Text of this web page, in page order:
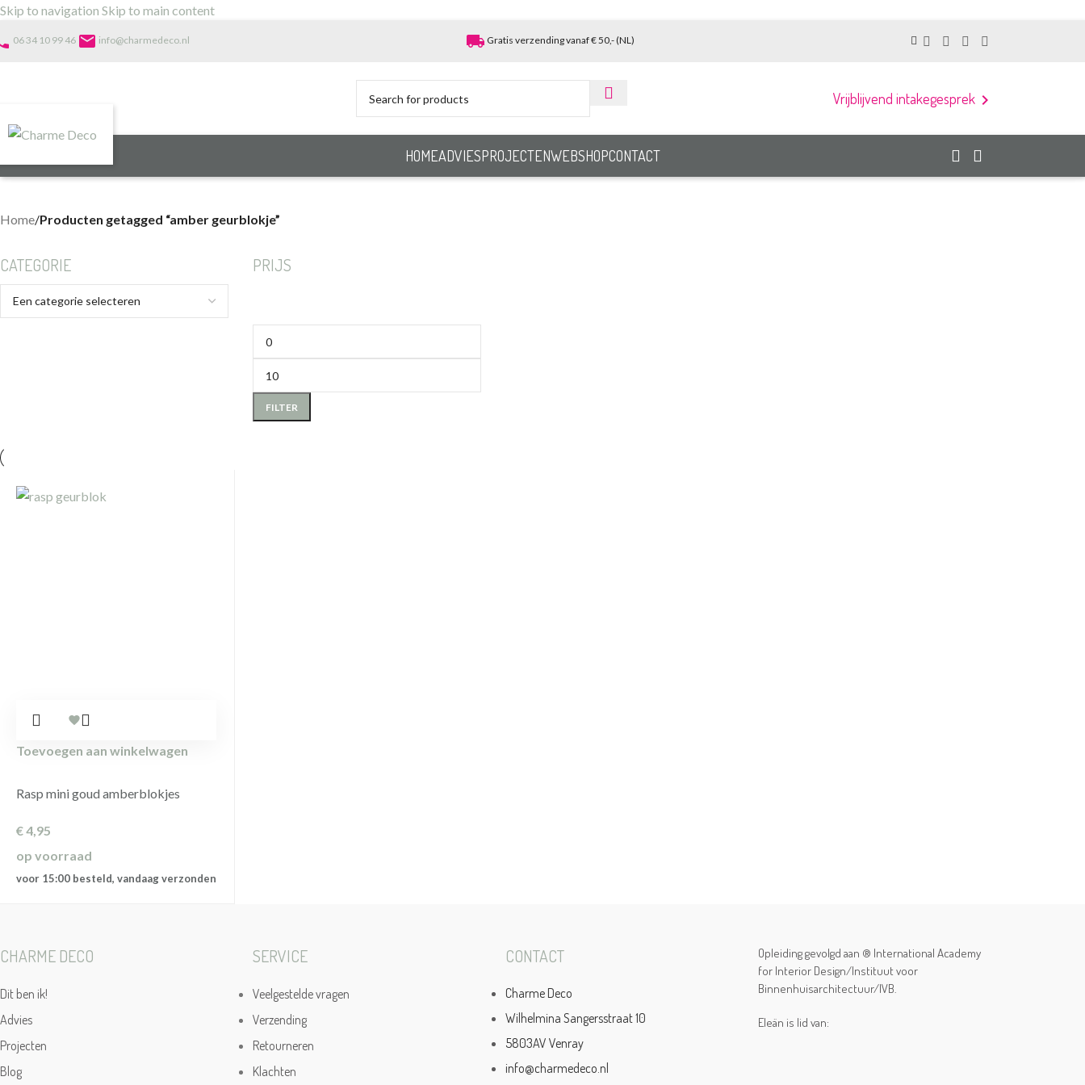
Skip to navigation Skip to main content
06 34 10 99 46 email info@charmedeco.nl local_shipping Gratis verzending vanaf € 50,- (NL)
Vrijblijvend intakegesprek chevron_right
HOMEADVIESPROJECTENWEBSHOPCONTACT
Home/Producten getagged “amber geurblokje”
CATEGORIE PRIJS
FILTER
Toevoegen aan winkelwagen
Rasp mini goud amberblokjes
€4,95
op voorraad
voor 15:00 besteld, vandaag verzonden
CHARME DECO
Dit ben ik!
Advies
Projecten
Blog
SERVICE
Veelgestelde vragen
Verzending
Retourneren
Klachten
CONTACT
Charme Deco
Wilhelmina Sangersstraat 10
5803AV Venray
info@charmedeco.nl
Opleiding gevolgd aan ® International Academy
for Interior Design/Instituut voor
Binnenhuisarchitectuur/IVB.
Eleän is lid van: